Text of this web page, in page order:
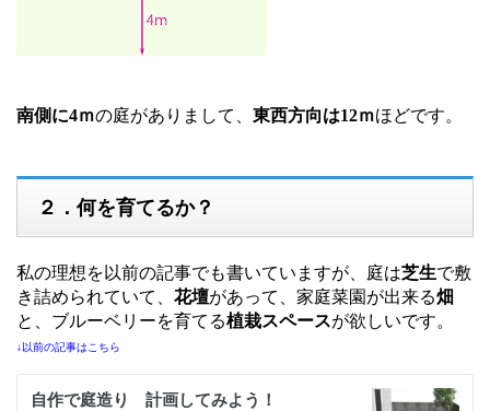
南側に4ｍの庭がありまして、 東西方向は12ｍほどです。
２．何を育てるか？
私の理想を以前の記事でも書いていますが、庭は芝生で敷
き詰められていて、 花壇があって、家庭菜園が出来る畑
と、ブルーベリーを育てる植栽スペースが欲しいです。
↓以前の記事はこちら